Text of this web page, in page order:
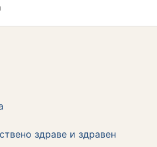
здраве и здравен